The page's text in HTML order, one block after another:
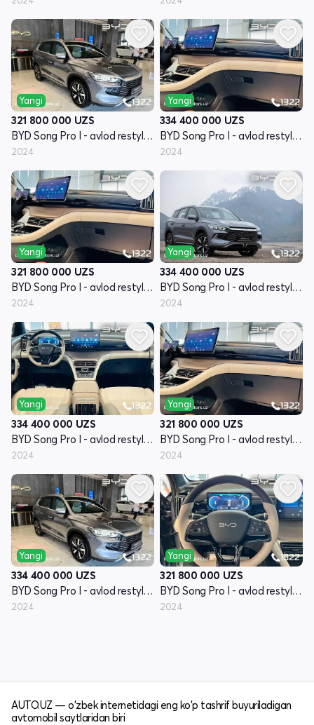
Yangi
321 800 000 UZS
BYD Song Pro I - avlod restyling
2024
Yangi
334 400 000 UZS
BYD Song Pro I - avlod restyling
2024
Yangi
321 800 000 UZS
BYD Song Pro I - avlod restyling
2024
Yangi
334 400 000 UZS
BYD Song Pro I - avlod restyling
2024
Yangi
334 400 000 UZS
BYD Song Pro I - avlod restyling
2024
Yangi
321 800 000 UZS
BYD Song Pro I - avlod restyling
2024
Yangi
334 400 000 UZS
BYD Song Pro I - avlod restyling
2024
Yangi
321 800 000 UZS
BYD Song Pro I - avlod restyling
2024
AUTO.UZ — o'zbek internetidagi eng ko'p tashrif buyuriladigan
avtomobil saytlaridan biri